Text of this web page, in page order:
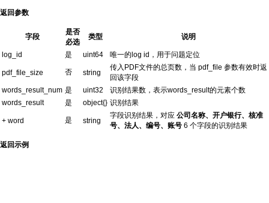
返回参数
字段
是否
必选
类型 说明
log_id 是 uint64 唯一的log id，用于问题定位
pdf_file_size 否 string
传入PDF文件的总页数，当 pdf_file 参数有效时返
回该字段
words_result_num 是 uint32
识别结果数，表示words_result的元素个数
words_result
是 object{} 识别结果
+ word 是 string
字段识别结果，对应 公司名称、开户银行、核准
号、法人、编号、账号 6 个字段的识别结果
返回示例